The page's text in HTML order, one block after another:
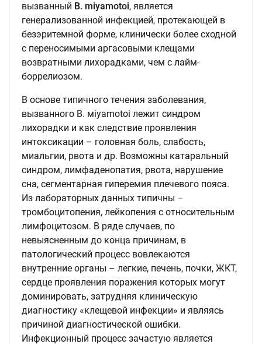
вызванный B. miyamotoi, является
генерализованной инфекцией, протекающей в
безэритемной форме, клинически более сходной
с переносимыми аргасовыми клещами
возвратными лихорадками, чем с лайм-
боррелиозом.
В основе типичного течения заболевания,
вызванного В. мiyamotoi лежит синдром
лихорадки и как следствие проявления
интоксикации – головная боль, слабость,
миальгии, рвота и др. Возможны катаральный
синдром, лимфаденопатия, рвота, нарушение
сна, сегментарная гиперемия плечевого пояса.
Из лабораторных данных типичны –
тромбоцитопения, лейкопения с относительным
лимфоцитозом. В ряде случаев, по
невыясненным до конца причинам, в
патологический процесс вовлекаются
внутренние органы – легкие, печень, почки, ЖКТ,
сердце проявления поражения которых могут
доминировать, затрудняя клиническую
диагностику «клещевой инфекции» и являясь
причиной диагностической ошибки.
Инфекционный процесс зачастую является